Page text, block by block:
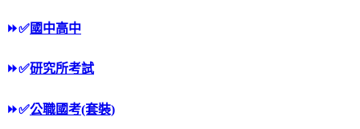
⏩✅國中高中
⏩✅研究所考試
⏩✅公職國考(套裝)